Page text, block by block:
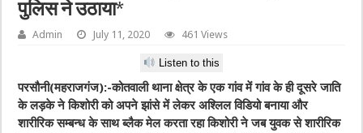
पुलिस ने उठाया*
Admin July 11, 2020 461 Views
Listen to this
परसौनी(महराजगंज):-कोतवाली थाना क्षेत्र के एक गांव में गांव के ही दूसरे जाति
के लड़के ने किशोरी को अपने झांसे में लेकर अश्लिल विडियो बनाया और
शारीरिक सम्बन्ध के साथ ब्लैक मेल करता रहा किशोरी ने जब युवक से शारीरिक